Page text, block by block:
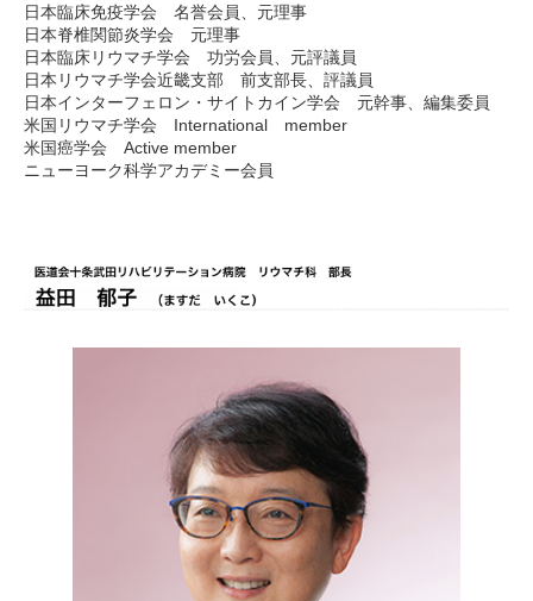
日本臨床免疫学会 名誉会員、元理事
日本脊椎関節炎学会 元理事
日本臨床リウマチ学会 功労会員、元評議員
日本リウマチ学会近畿支部 前支部長、評議員
日本インターフェロン・サイトカイン学会 元幹事、編集委員
米国リウマチ学会 International member
米国癌学会 Active member
ニューヨーク科学アカデミー会員